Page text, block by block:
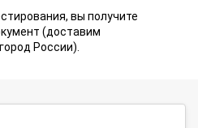
вы получите
(доставим
России).